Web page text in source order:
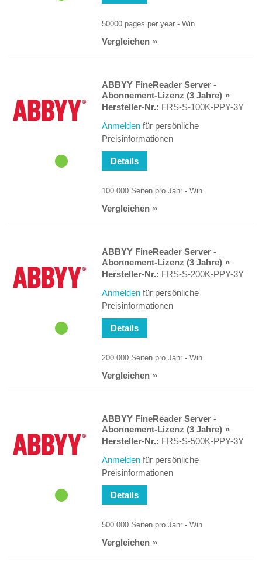
50000 pages per year - Win
Vergleichen
ABBYY FineReader Server -
Abonnement-Lizenz (3 Jahre)
Hersteller-Nr.: FRS-S-100K-PPY-3Y
Anmelden für persönliche
Preisinformationen
Details
100.000 Seiten pro Jahr - Win
Vergleichen
ABBYY FineReader Server -
Abonnement-Lizenz (3 Jahre)
Hersteller-Nr.: FRS-S-200K-PPY-3Y
Anmelden für persönliche
Preisinformationen
Details
200.000 Seiten pro Jahr - Win
Vergleichen
ABBYY FineReader Server -
Abonnement-Lizenz (3 Jahre)
Hersteller-Nr.: FRS-S-500K-PPY-3Y
Anmelden für persönliche
Preisinformationen
Details
500.000 Seiten pro Jahr - Win
Vergleichen